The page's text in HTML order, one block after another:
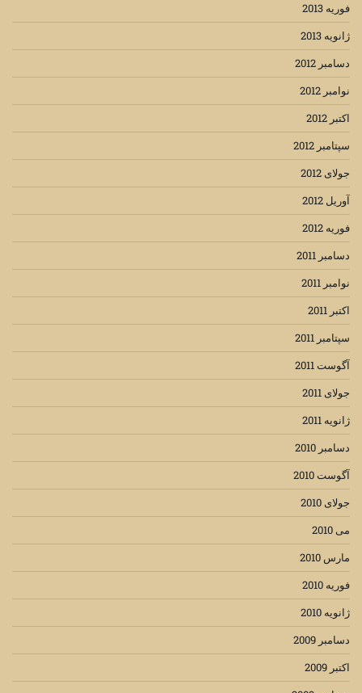
فوریه 2013
ژانویه 2013
دسامبر 2012
نوامبر 2012
اکتبر 2012
سپتامبر 2012
جولای 2012
آوریل 2012
فوریه 2012
دسامبر 2011
نوامبر 2011
اکتبر 2011
سپتامبر 2011
آگوست 2011
جولای 2011
ژانویه 2011
دسامبر 2010
آگوست 2010
جولای 2010
می 2010
مارس 2010
فوریه 2010
ژانویه 2010
دسامبر 2009
اکتبر 2009